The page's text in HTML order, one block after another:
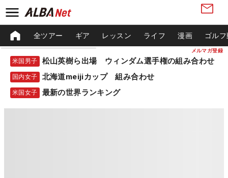
メルマガ登録
全ツアー ギア レッスン ライフ 漫画 ゴル
米国男子 松山英樹ら出場 ウィンダム選手権の組み合わせ
国内女子 北海道meijiカップ 組み合わせ
米国女子 最新の世界ランキング